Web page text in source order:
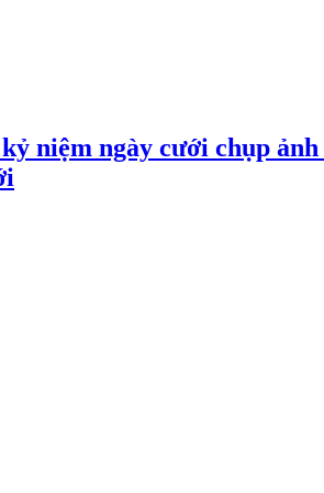
niệm ngày cưới chụp